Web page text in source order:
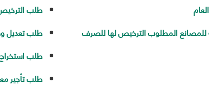
طلب
للمصانع المطلوب الترخيص لها للصرف
طلب تعديل
طلب
طلب تأجير